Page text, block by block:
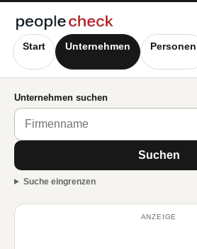
Start Unternehmen Personen
Unternehmen suchen
Suchen
Suche eingrenzen
ANZEIGE